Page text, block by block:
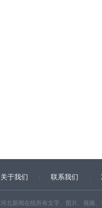
关于我们 联系我们
河北新闻在线所有文字、图片、视频